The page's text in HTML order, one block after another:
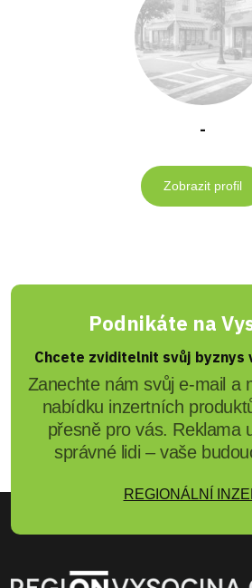
-
Zobrazit profil
Podnikáte na
Chcete zviditelnit svůj byznys
Zanechte nám svůj e-mail a
nabídku inzertních
přesně pro vás. Reklama
správné lidi – vaše
REGIONÁLNÍ